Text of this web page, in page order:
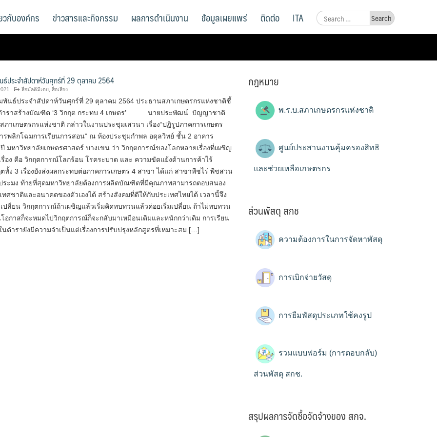
Search
for:
วกับองค์กร ข่าวสารและกิจกรรม ผลการดำเนินงาน ข้อมูลเผยแพร่ ติดต่อ ITA
ธ์ประจำสัปดาห์วันศุกร์ที่ 29 ตุลาคม 2564
สื่อมัลติมีเดย, สื่อเสียง
นธ์ประจำสัปดาห์วันศุกร์ที่ 29 ตุลาคม 2564 ประธานสภาเกษตรกรแห่งชาติชี้
ำราสร้างบัณฑิต ‘3 วิกฤต กระทบ 4 เกษตร’ นายประพัฒน์ ปัญญาชาติ
ภาเกษตรกรแห่งชาติ กล่าวในงานประชุมเสวนา เรื่อง“ปฏิรูปภาคการเกษตร
พลิกโฉมการเรียนการสอน” ณ ห้องประชุมกำพล อดุลวิทย์ ชั้น 2 อาคาร
มหาวิทยาลัยเกษตรศาสตร์ บางเขน ว่า วิกฤตการณ์ของโลกหลายเรื่องที่เผชิญ
รื่อง คือ วิกฤตการณ์โลกร้อน โรคระบาด และ ความขัดแย้งด้านการค้าไร้
ทั้ง 3 เรื่องยังส่งผลกระทบต่อภาคการเกษตร 4 สาขา ได้แก่ สาขาพืชไร่ พืชสวน
ระมง ท้ายที่สุดมหาวิทยาลัยต้องการผลิตบัณฑิตที่มีคุณภาพสามารถตอบสนอง
ศชาติและอนาคตของตัวเองได้ สร้างสังคมที่ดีให้กับประเทศไทยได้ เวลานี้จึง
ปลี่ยน วิกฤตการณ์ถ้าเผชิญแล้วเริ่มคิดทบทวนแล้วค่อยเริ่มเปลี่ยน ถ้าไม่ทบทวน
อกาสก็จะหมดไปวิกฤตการณ์ก็จะกลับมาเหมือนเดิมและหนักกว่าเดิม การเรียน
ตำรายังมีความจำเป็นแต่เรื่องการปรับปรุงหลักสูตรที่เหมาะสม […]
กฎหมาย
พ.ร.บ.สภาเกษตรกรแห่งชาติ
ศูนย์ประสานงานคุ้มครองสิทธิ
และช่วยเหลือเกษตรกร
ส่วนพัสดุ สกช
ความต้องการในการจัดหาพัสดุ
การเบิกจ่ายวัสดุ
การยืมพัสดุประเภทใช้คงรูป
รวมแบบฟอร์ม (การตอบกลับ)
ส่วนพัสดุ สกช.
สรุปผลการจัดซื้อจัดจ้างของ สกจ.